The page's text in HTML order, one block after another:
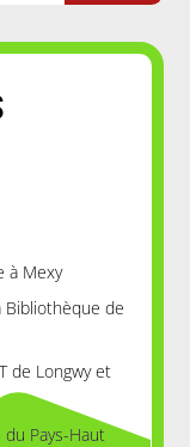
à Mexy
de
de Longwy et
du Pays-Haut